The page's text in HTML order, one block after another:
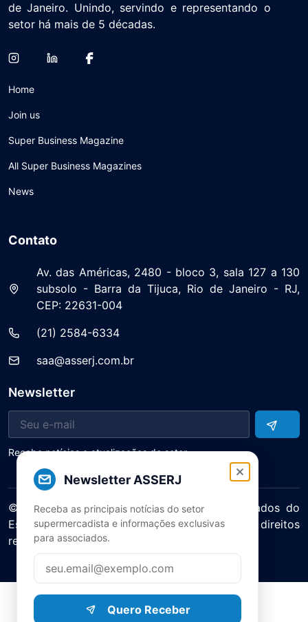
Newsletter ASSERJ
Receba as principais notícias do setor
supermercadista e informações exclusivas
para associados.
Quero Receber
de Janeiro. Unindo, servindo e representando o
setor há mais de 5 décadas.
Home
Join us
Super Business Magazine
All Super Business Magazines
News
Contato
Av. das Américas, 2480 - bloco 3, sala 127 a 130
subsolo - Barra da Tijuca, Rio de Janeiro - RJ,
CEP: 22631-004
(21) 2584-6334
saa@asserj.com.br
Newsletter
Receba notícias e atualizações do setor
© 2025 ASERJ – Associação de Supermercados do
Estado do Rio de Janeiro. Todos os direitos
reservados.
Política de Privacidade Termos de Uso